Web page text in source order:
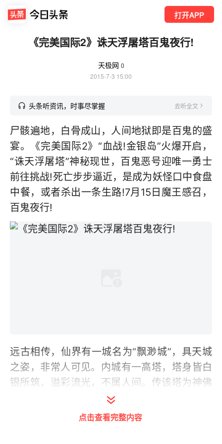
打开APP
《完美国际2》诛天浮屠塔百鬼夜行!
天极网 0
2015-7-3 15:00
头条听资讯，时事尽掌握 去听全文
尸骸遍地，白骨成山，人间地狱即是百鬼的盛
宴。《完美国际2》“血战!金银岛”火爆开启，
“诛天浮屠塔”神秘现世，百鬼恶号迎唯一勇士
前往挑战!死亡步步逼近，是成为妖怪口中食盘
中餐，或者杀出一条生路!7月15日魔王感召，
百鬼夜行!
远古相传，仙界有一城名为“飘渺城”，具天城
之姿，非常人可见。内城有一高塔，塔身皆白
银所筑，溢彩流光，不属人间。传该塔为神佛
所建，意指欲界六天。众神归寂，天道荒废，
那宝塔竟被魔王波旬占据!改其名曰：诛天浮屠
点击查看完整内容